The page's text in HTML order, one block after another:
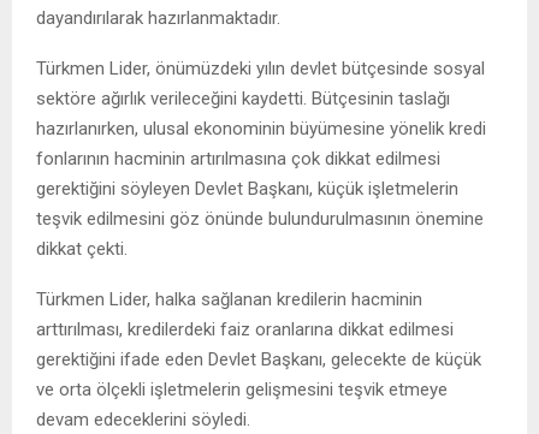
dayandırılarak hazırlanmaktadır.
Türkmen Lider, önümüzdeki yılın devlet bütçesinde sosyal
sektöre ağırlık verileceğini kaydetti. Bütçesinin taslağı
hazırlanırken, ulusal ekonominin büyümesine yönelik kredi
fonlarının hacminin artırılmasına çok dikkat edilmesi
gerektiğini söyleyen Devlet Başkanı, küçük işletmelerin
teşvik edilmesini göz önünde bulundurulmasının önemine
dikkat çekti.
Türkmen Lider, halka sağlanan kredilerin hacminin
arttırılması, kredilerdeki faiz oranlarına dikkat edilmesi
gerektiğini ifade eden Devlet Başkanı, gelecekte de küçük
ve orta ölçekli işletmelerin gelişmesini teşvik etmeye
devam edeceklerini söyledi.